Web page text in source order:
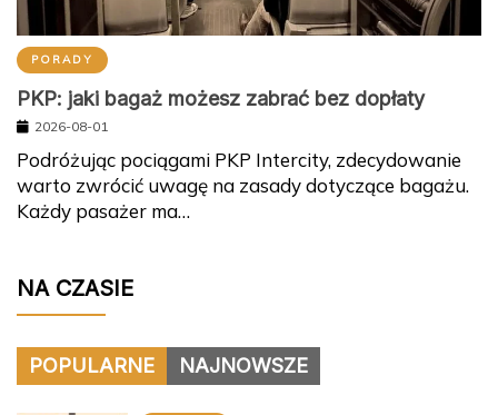
PORADY
PKP: jaki bagaż możesz zabrać bez dopłaty
2026-08-01
Podróżując pociągami PKP Intercity, zdecydowanie
warto zwrócić uwagę na zasady dotyczące bagażu.
Każdy pasażer ma…
NA CZASIE
POPULARNE NAJNOWSZE